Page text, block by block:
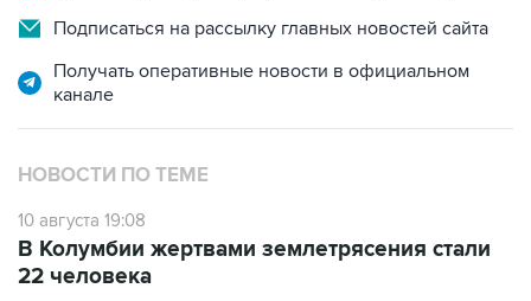
Подписаться на рассылку главных новостей сайта
Получать оперативные новости в официальном
канале
НОВОСТИ ПО ТЕМЕ
10 августа 19:08
В Колумбии жертвами землетрясения стали
22 человека